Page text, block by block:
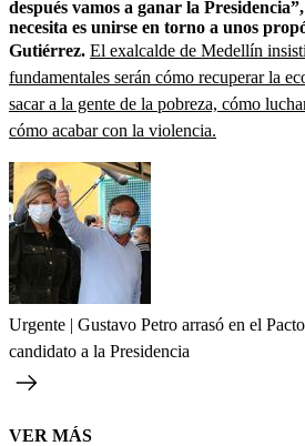
después vamos a ganar la
necesita es unirse en torno a unos
Gutiérrez. El exalcalde de Medellín
fundamentales serán cómo recuperar la
sacar a la gente de la pobreza, cómo
cómo acabar con la violencia.
Urgente | Gustavo Petro arrasó en el
candidato a la Presidencia
VER MÁS